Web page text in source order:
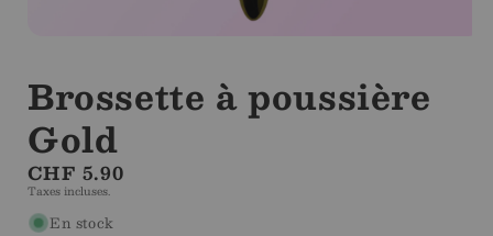
1
dans
la
modale
Brossette à poussière
Gold
Prix
régulier
CHF 5.90
Taxes incluses.
En stock